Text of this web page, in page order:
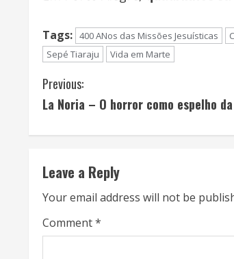
Tags: 400 ANos das Missões Jesuísticas
Sepé Tiaraju
Vida em Marte
C
o
n
t
i
n
Previous:
La Noria – O horror como espelho
Leave a Reply
Your email address will not be
Comment*